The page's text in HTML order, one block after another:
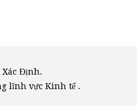
Xác Định.
lĩnh vực Kinh tế .